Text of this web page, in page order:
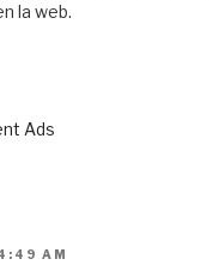
la web.
Ads
AM